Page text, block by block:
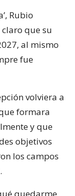
Rubio
que su
al mismo
fue
volviera a
formara
y que
objetivos
los campos